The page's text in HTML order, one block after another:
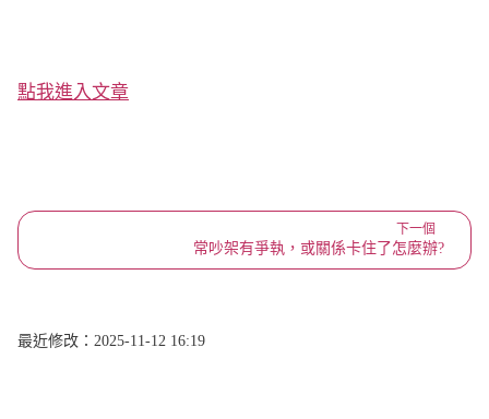
點我進入文章
常吵架有爭執，或關係卡住了怎麼辦?
下一個
最近修改：2025-11-12 16:19